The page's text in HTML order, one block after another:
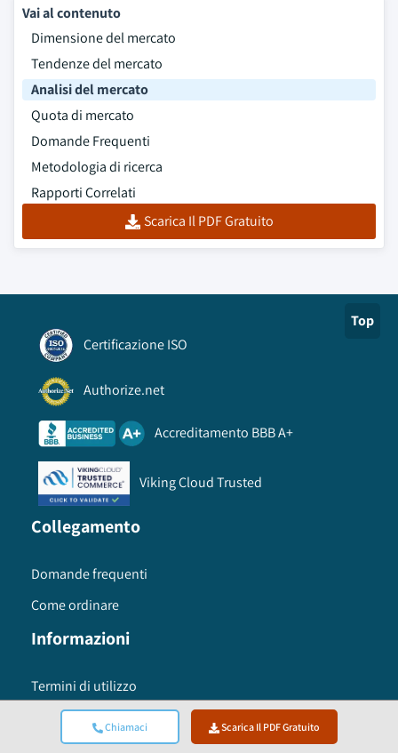
Chiamaci Scarica Il PDF Gratuito
Vai al contenuto
Dimensione del mercato
Tendenze del mercato
Analisi del mercato
Quota di mercato
Domande Frequenti
Metodologia di ricerca
Rapporti Correlati
Scarica Il PDF Gratuito
Top
Certificazione ISO
Authorize.net
Accreditamento BBB A+
Viking Cloud Trusted
Collegamento
Domande frequenti
Come ordinare
Informazioni
Termini di utilizzo
politica sulla riservatezza
Metodologia di ricerca